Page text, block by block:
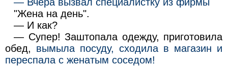
"Жена на день".
— И как?
— Супер! Заштопала одежду, приготовила
обед, вымыла посуду, сходила в магазин и
переспала с женатым соседом!